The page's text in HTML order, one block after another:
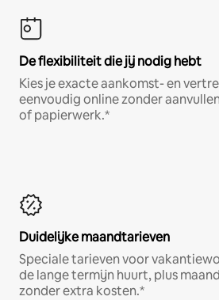
De flexibiliteit die jij nodig hebt
Kies je exacte aankomst- en
eenvoudig online zonder
of papierwerk.*
Duidelijke maandtarieven
Speciale tarieven voor
de lange termijn huurt, plus
zonder extra kosten.*